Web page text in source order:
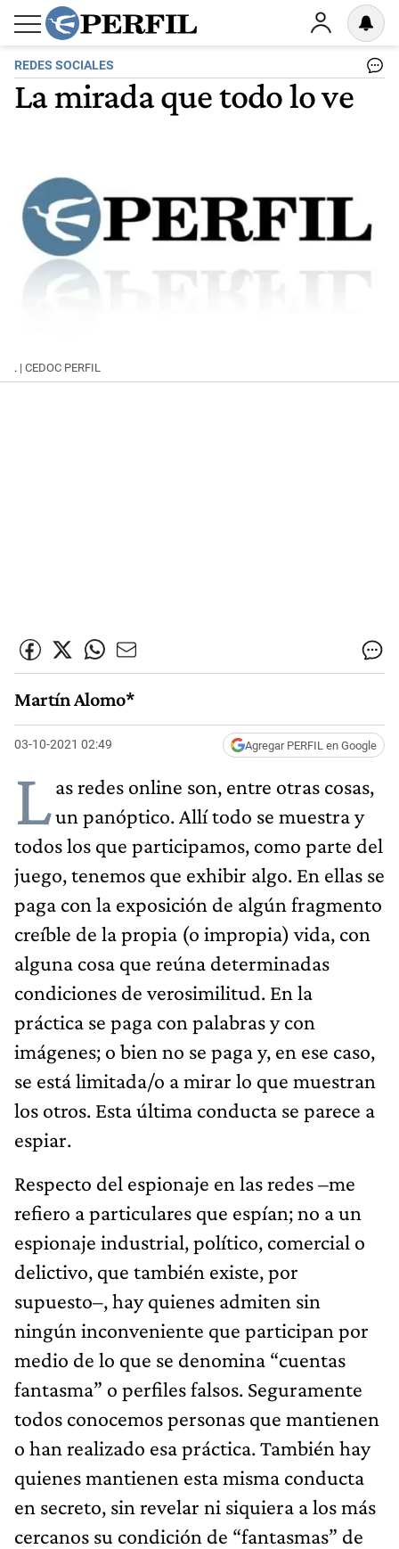
REDES SOCIALES
La mirada que todo lo ve
. | CEDOC PERFIL
Martín Alomo*
03-10-2021 02:49 Agregar PERFIL en Google
Las redes online son, entre otras cosas,
un panóptico. Allí todo se muestra y
todos los que participamos, como parte del
juego, tenemos que exhibir algo. En ellas se
paga con la exposición de algún fragmento
creíble de la propia (o impropia) vida, con
alguna cosa que reúna determi­nadas
condiciones de verosimilitud. En la
práctica se paga con palabras y con
imágenes; o bien no se paga y, en ese caso,
se está limitada/o a mirar lo que muestran
los otros. Esta última conducta se parece a
espiar.
Respecto del espionaje en las redes –me
refiero a particulares que espían; no a un
espionaje industrial, político, comercial o
delictivo, que también existe, por
supuesto–, hay quienes admiten sin
ningún inconveniente que participan por
medio de lo que se denomina “cuentas
fantasma” o perfiles falsos. Seguramente
todos conocemos personas que mantienen
o han realizado esa práctica. También hay
quienes mantienen esta misma conducta
en secreto, sin revelar ni siquiera a los más
cercanos su condición de “fantasmas” de